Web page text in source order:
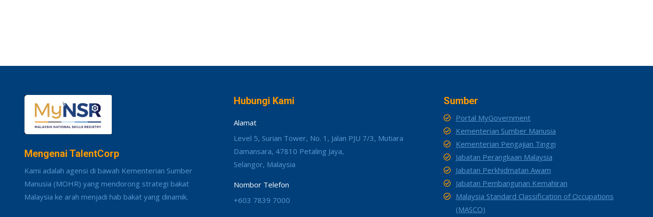
Mengenai TalentCorp
Kami adalah agensi di bawah Kementerian Sumber
Manusia (MOHR) yang mendorong strategi bakat
Malaysia ke arah menjadi hab bakat yang dinamik.
Hubungi Kami
Alamat
Level 5, Surian Tower, No. 1, Jalan PJU 7/3, Mutiara
Damansara, 47810 Petaling Jaya,
Selangor, Malaysia
Nombor Telefon
+603 7839 7000
Sumber
Portal MyGovernment
Kementerian Sumber Manusia
Kementerian Pengajian Tinggi
Jabatan Perangkaan Malaysia
Jabatan Perkhidmatan Awam
Jabatan Pembangunan Kemahiran
Malaysia Standard Classification of Occupations
(MASCO)